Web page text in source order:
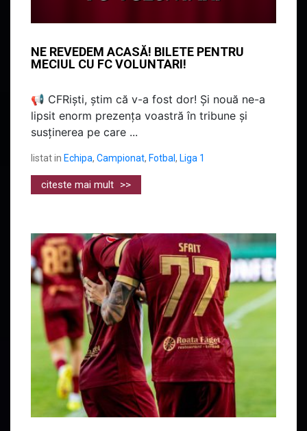
NE REVEDEM ACASĂ! BILETE PENTRU
MECIUL CU FC VOLUNTARI!
📢 CFRiști, știm că v-a fost dor! Și nouă ne-a
lipsit enorm prezența voastră în tribune și
susținerea pe care ...
listat in Echipa, Campionat, Fotbal , Liga 1
citeste mai mult >>